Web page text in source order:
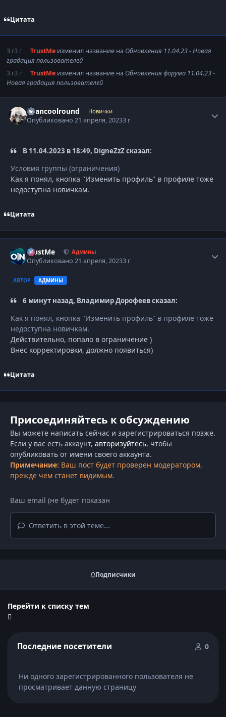
Цитата
3 г3 г TrustMeизменил название на Обновления 11.04.23 - Новая
градация пользователей
3 г3 г TrustMeизменил название на Обновления форума 11.04.23 -
Новая градация пользователей
Ryancoolround Новички
Опубликовано21 апреля, 20233 г
В 11.04.2023 в 18:49, DigneZzZ сказал:
Условия группы (ограничения)
Как я понял, кнопка "Изменить профиль" в профиле тоже
недоступна новичкам.
Цитата
TrustMe Админы
Опубликовано21 апреля, 20233 г
АВТОР АДМИНЫ
6 минут назад, Владимир Дорофеев сказал:
Как я понял, кнопка "Изменить профиль" в профиле тоже
недоступна новичкам.
Действительно, попало в ограничение )
Внес корректировки, должно появиться)
Цитата
Присоединяйтесь к обсуждению
Вы можете написать сейчас и зарегистрироваться позже.
Если у вас есть аккаунт, авторизуйтесь, чтобы
опубликовать от имени своего аккаунта.
Примечание: Ваш пост будет проверен модератором,
прежде чем станет видимым.
Ответить в этой теме...
Подписчики
Перейти к списку тем
Последние посетители 0
Ни одного зарегистрированного пользователя не
просматривает данную страницу